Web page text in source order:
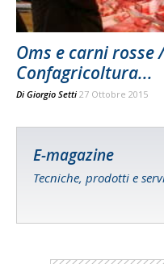
Oms e carni rosse
Confagricoltura...
Di Giorgio Setti 27 Ottobre 2015
E-magazine
Tecniche, prodotti e